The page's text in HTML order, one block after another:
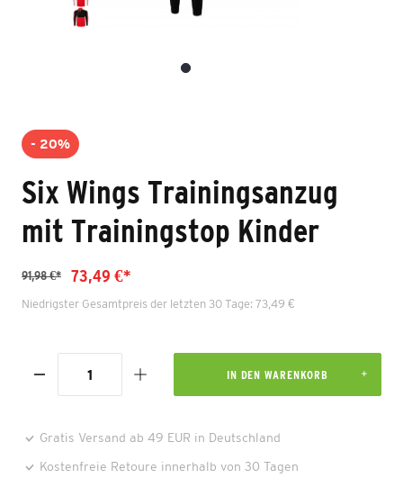
- 20%
Six Wings Trainingsanzug
mit Trainingstop Kinder
91,98 €* 73,49 €*
Niedrigster Gesamtpreis der letzten 30 Tage: 73,49 €
IN DEN WARENKORB
Gratis Versand ab 49 EUR in Deutschland
Kostenfreie Retoure innerhalb von 30 Tagen